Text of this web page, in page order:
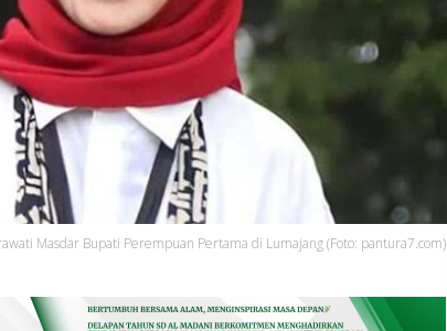
Masdar Bupati Perempuan Pertama di Lumajang (Foto: pantura7.com)